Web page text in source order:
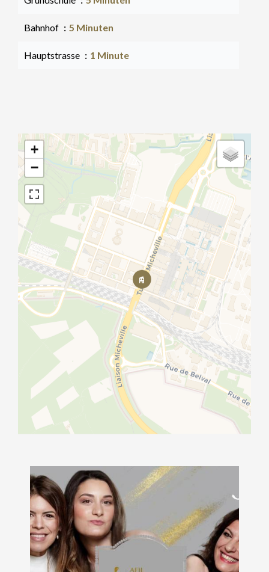
Bahnhof 5 Minuten
Hauptstrasse 1 Minute
+
−